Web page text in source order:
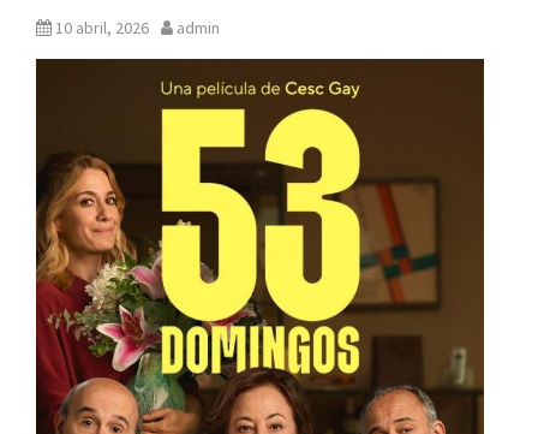
10 abril, 2026 admin